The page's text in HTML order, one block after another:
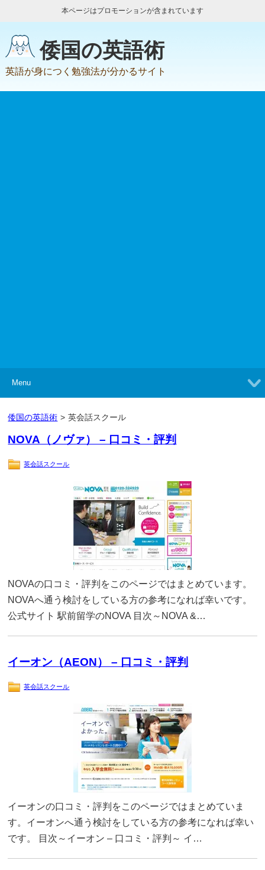
本ページはプロモーションが含まれています
倭国の英語術
英語が身につく勉強法が分かるサイト
Menu
倭国の英語術 > 英会話スクール
NOVA（ノヴァ） – 口コミ・評判
英会話スクール
NOVAの口コミ・評判をこのページではまとめています。
NOVAへ通う検討をしている方の参考になれば幸いです。
公式サイト 駅前留学のNOVA 目次～NOVA &…
イーオン（AEON） – 口コミ・評判
英会話スクール
イーオンの口コミ・評判をこのページではまとめていま
す。イーオンへ通う検討をしている方の参考になれば幸い
です。 目次～イーオン – 口コミ・評判～ イ…